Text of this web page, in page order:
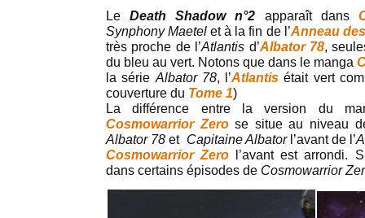
LeDeath Shadow n°2 apparaît dans
Synphony Maetel et à la fin de l’Anneau
très proche de l’Atlantis d’Albator 78,
du bleu au vert. Notons que dans le manga
la série Albator 78, l’Atlantis était vert
couverture du Tome 1)
La différence entre la version du
Cosmowarrior Zero se situe au niveau
Albator 78 et Capitaine Albator l’avant de l’
Cosmowarrior Zero l’avant est arrondi.
dans certains épisodes de Cosmowarrior